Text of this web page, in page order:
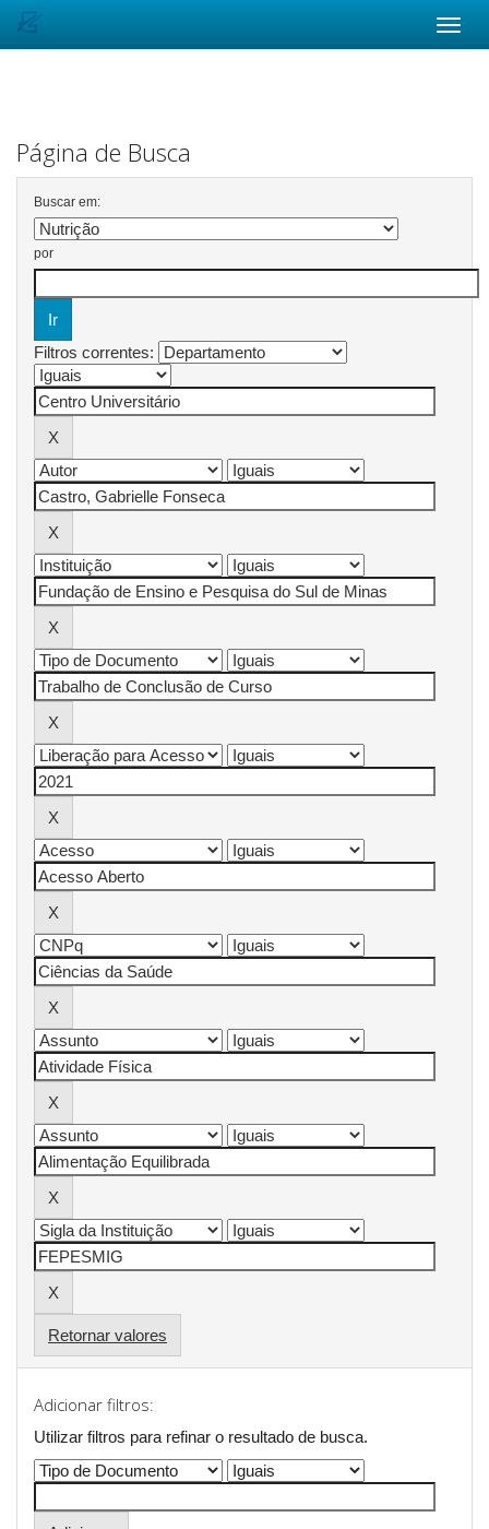
Página de Busca
Buscar em:
por
Filtros correntes:
Retornar valores
Adicionar filtros:
Utilizar filtros para refinar o resultado de busca.